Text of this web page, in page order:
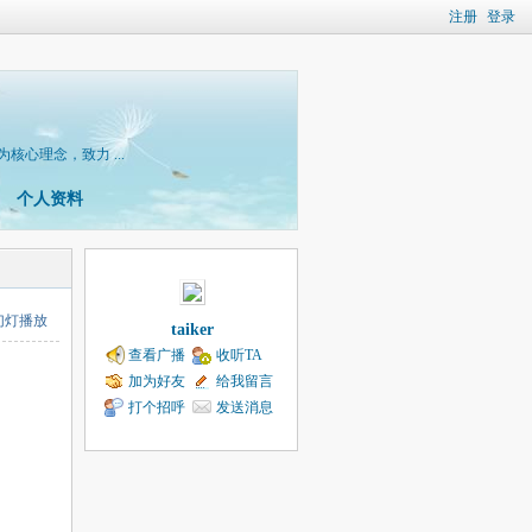
注册 登录
核心理念，致力 ...
个人资料
灯播放 taiker
查看广播
收听TA
加为好友
给我留言
打个招呼
发送消息